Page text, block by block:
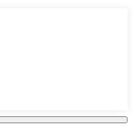
plataforma.